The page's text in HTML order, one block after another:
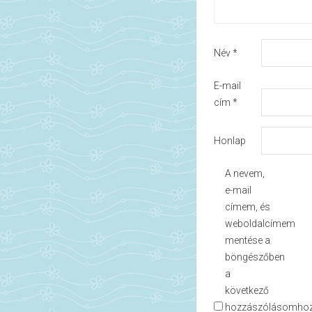
Név*
E-mail
cím *
Honlap
A nevem,
e-mail
címem, és
weboldalcímem
mentése a
böngészőben
a
következő